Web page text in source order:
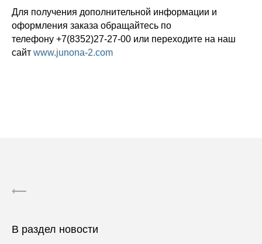
Для получения дополнительной информации и
оформления заказа обращайтесь по
телефону +7(8352)27-27-00 или переходите на наш
сайт www.junona-2.com
⟵
В раздел новости